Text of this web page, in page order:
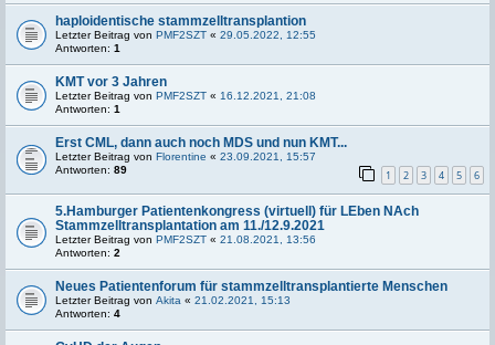
haploidentische stammzelltransplantion
Letzter Beitrag von PMF2SZT « 29.05.2022, 12:55
Antworten: 1
KMT vor 3 Jahren
Letzter Beitrag von PMF2SZT « 16.12.2021, 21:08
Antworten: 1
Erst CML, dann auch noch MDS und nun KMT...
Letzter Beitrag von Florentine « 23.09.2021, 15:57
Antworten: 89 1 2 3 4 5 6
5.Hamburger Patientenkongress (virtuell) für LEben NAch
Stammzelltransplantation am 11./12.9.2021
Letzter Beitrag von PMF2SZT « 21.08.2021, 13:56
Antworten: 2
Neues Patientenforum für stammzelltransplantierte Menschen
Letzter Beitrag von Akita « 21.02.2021, 15:13
Antworten: 4